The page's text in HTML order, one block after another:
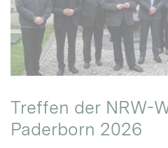
Treffen der NRW-
Paderborn 2026